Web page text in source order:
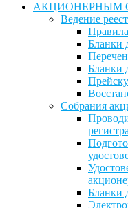
АКЦИОНЕРНЫМ
Ведение
Бланки
Бланки
Собрания
Бланки